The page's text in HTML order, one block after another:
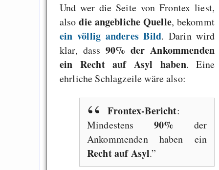
Und wer die Seite von Frontex liest,
alsodie angebliche Quelle, bekommt
ein völlig anderes Bild. Darin wird
klar, dass 90% der Ankommenden
ein Recht auf Asyl haben. Eine
ehrliche Schlagzeile wäre also:
Frontex-Bericht:
Mindestens 90% der
Ankommenden haben ein
Recht auf Asyl.
tables as Kanban
GNU Guix in 5
Draketo neu: Beiträge
Alltag in
Klimaneutralen Welt
Nebelfest -
Rissen
Curb impacts